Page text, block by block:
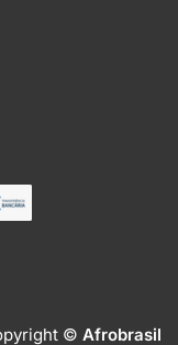
© Afrobrasil